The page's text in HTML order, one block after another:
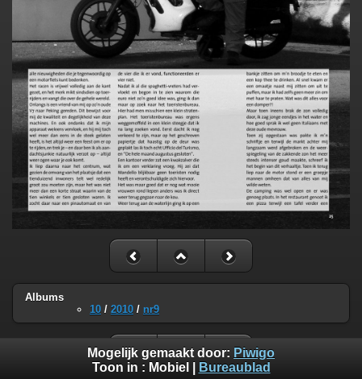
Albums
10 / 2010 / nr9
Mogelijk gemaakt door: Piwigo
Toon in : Mobiel Bureaublad